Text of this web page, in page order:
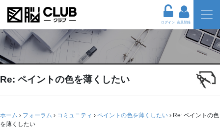
ログイン 会員登録
Re: ペイントの色を薄くしたい
ホーム › フォーラム › コミュニティ › ペイントの色を薄くしたい › Re: ペイントの色
を薄くしたい